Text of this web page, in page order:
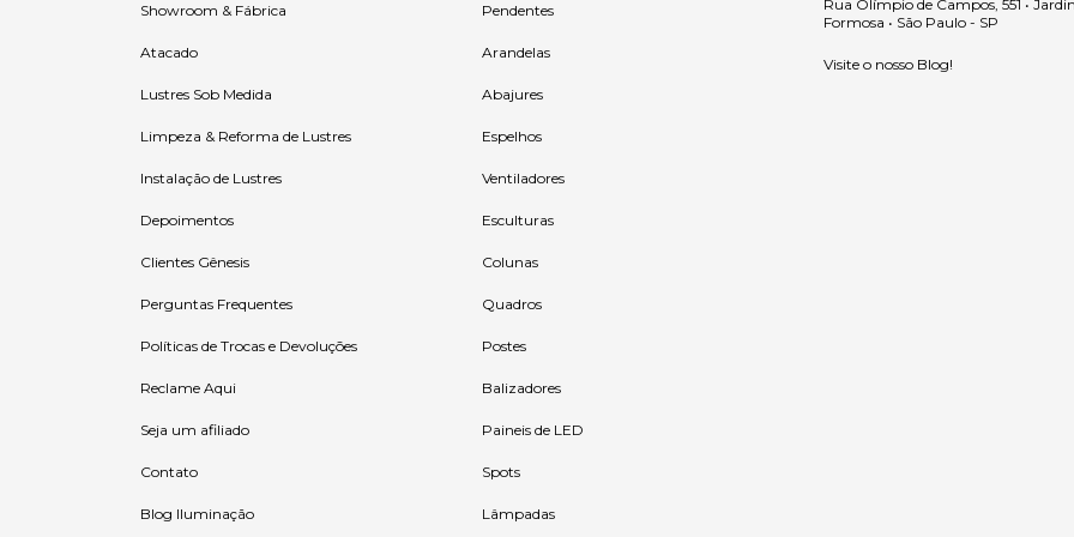
Showroom & Fábrica
Atacado
Lustres Sob Medida
Limpeza & Reforma de Lustres
Instalação de Lustres
Depoimentos
Clientes Gênesis
Perguntas Frequentes
Políticas de Trocas e Devoluções
Reclame Aqui
Seja um afiliado
Contato
Blog Iluminação
Pendentes
Arandelas
Abajures
Espelhos
Ventiladores
Esculturas
Colunas
Quadros
Postes
Balizadores
Paineis de LED
Spots
Lâmpadas
Rua Olímpio de Campos, 551 •
Formosa • São Paulo - SP
Visite o nosso Blog!